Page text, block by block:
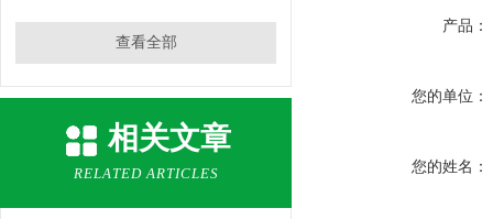
查看全部
相关文章
RELATED ARTICLES
产品：
您的单位：
您的姓名：